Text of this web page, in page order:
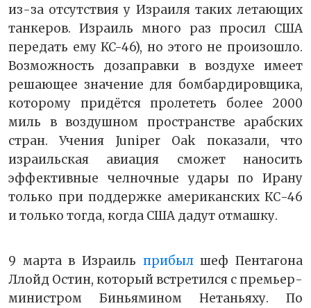
из-за отсутствия у Израиля таких летающих
танкеров. Израиль много раз просил США
передать ему KC-46), но этого не произошло.
Возможность дозаправки в воздухе имеет
решающее значение для бомбардировщика,
которому придётся пролететь более 2000
миль в воздушном пространстве арабских
стран. Учения Juniper Oak показали, что
израильская авиация сможет наносить
эффективные челночные удары по Ирану
только при поддержке американских КС-46
и только тогда, когда США дадут отмашку.
9 марта в Израиль прибылшеф Пентагона
Ллойд Остин, который встретился с премьер-
министром Биньямином Нетаньяху. По